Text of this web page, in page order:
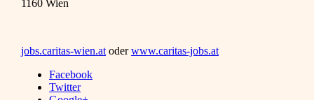
1160 Wien
jobs.caritas-wien.at oderwww.caritas-jobs.at
Facebook
Twitter